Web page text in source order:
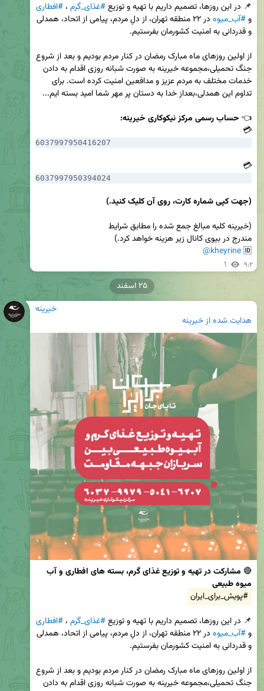
📌 در این روزها، تصمیم داریم با تهیه و توزیع #غذای_گرم ، #افطاری
و #آب_میوه
👈 حساب رسمی مرکز نیکوکاری خیرینه:
💳
6037997950416207
💳
6037997950394024
(جهت کپی شماره کارت، روی آن کلیک کنید.)
🆔
@kheyrine
1 ۹:۲
خیرینه
هدایت شده ازخیرینه
🔴
میوه طبیعی
#پویش_برای_ایران
📌 در این روزها، تصمیم داریم با تهیه و توزیع #غذای_گرم ، #افطاری
و #آب_میوه
۲۵ اسفند